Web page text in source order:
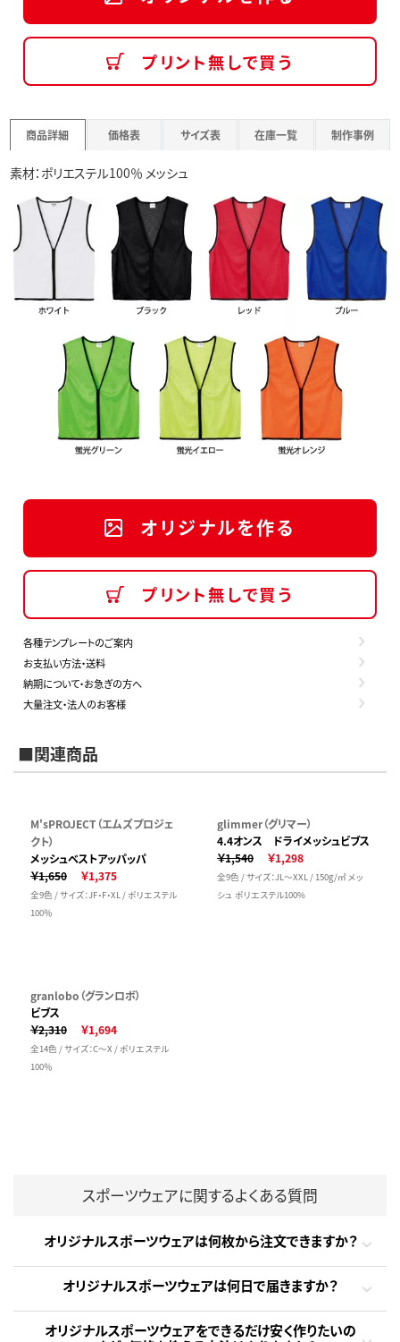
プリント無しで買う
商品詳細 価格表 サイズ表 在庫一覧 制作事例
素材：ポリエステル100％ メッシュ
オリジナルを作る
プリント無しで買う
各種テンプレートのご案内
お支払い方法・送料
納期について・お急ぎの方へ
大量注文・法人のお客様
■関連商品
M'sPROJECT（エムズプロジェ
クト）
メッシュベストアッパッパ
￥1,650
￥1,375
全9色 / サイズ：JF・F・XL / ポリエステル
100％
glimmer（グリマー）
4.4オンス ドライメッシュビブス
￥1,540
￥1,298
全9色 / サイズ：JL～XXL / 150g/㎡ メッ
シュ ポリエステル100%
granlobo（グランロボ）
ビブス
￥2,310
￥1,694
全14色 / サイズ：C～X / ポリエステル
100％
スポーツウェアに関するよくある質問
オリジナルスポーツウェアは何枚から注文できますか？
オリジナルスポーツウェアは何日で届きますか？
オリジナルスポーツウェアをできるだけ安く作りたいの